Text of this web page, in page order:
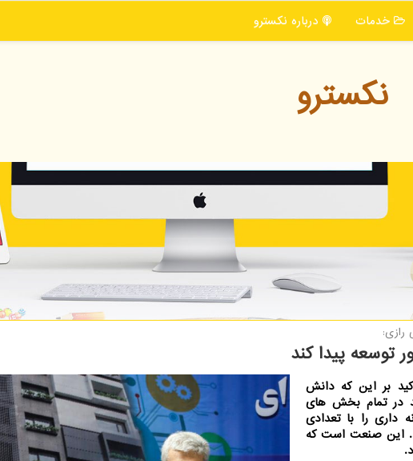
خدمات درباره نكسترو
نكسترو
رازی:
توسعه پیدا کند
بر این که دانش
در تمام بخش های
داری را با تعدادی
این صنعت است که